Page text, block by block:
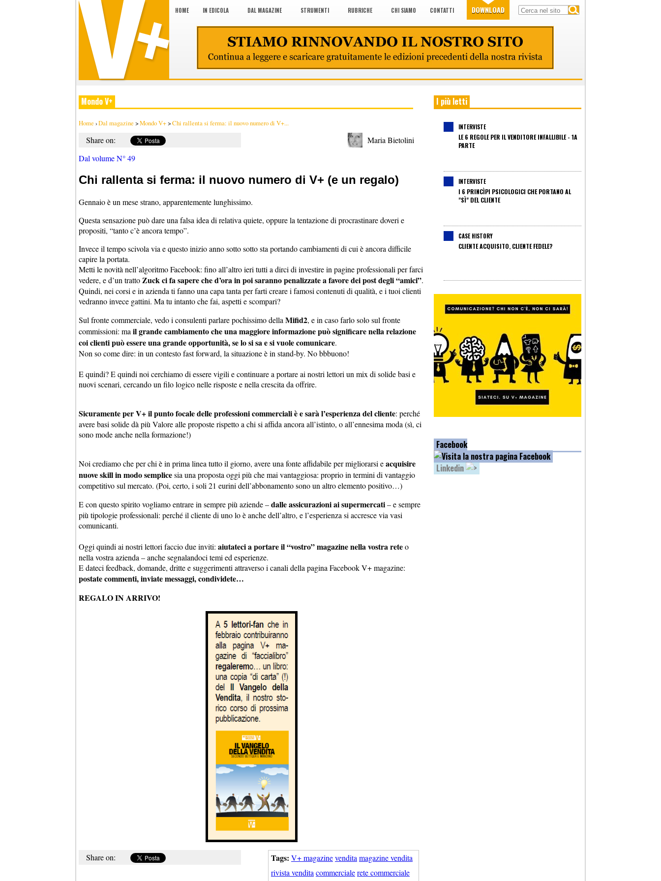
HOME IN EDICOLA DAL MAGAZINE STRUMENTI RUBRICHE CHI SIAMO CONTATTI DOWNLOAD
Mondo V+
Home ›Dal magazine >Mondo V+>Chi rallenta si ferma: il nuovo numero di V+...
Share on:
Maria Bietolini
Dal volume N° 49
Chi rallenta si ferma: il nuovo numero di V+ (e un regalo)
Gennaio è un mese strano, apparentemente lunghissimo.
Questa sensazione può dare una falsa idea di relativa quiete, oppure la tentazione di procrastinare doveri e
propositi, “tanto c’è ancora tempo”.
Invece il tempo scivola via e questo inizio anno sotto sotto sta portando cambiamenti di cui è ancora difficile
capire la portata.
Metti le novità nell’algoritmo Facebook: fino all’altro ieri tutti a dirci di investire in pagine professionali per farci
vedere, e d’un trattoZuck ci fa sapere che d’ora in poi saranno penalizzate a favore dei post degli “amici”.
Quindi, nei corsi e in azienda ti fanno una capa tanta per farti creare i famosi contenuti di qualità, e i tuoi clienti
vedranno invece gattini. Ma tu intanto che fai, aspetti e scompari?
Sul fronte commerciale, vedo i consulenti parlare pochissimo della Mifid2, e in caso farlo solo sul fronte
commissioni: ma il grande cambiamento che una maggiore informazione può significare nella relazione
coi clienti può essere una grande opportunità, se lo si sa e si vuole comunicare.
Non so come dire: in un contesto fast forward, la situazione è in stand-by. No bbbuono!
E quindi? E quindi noi cerchiamo di essere vigili e continuare a portare ai nostri lettori un mix di solide basi e
nuovi scenari, cercando un filo logico nelle risposte e nella crescita da offrire.
Sicuramente per V+ il punto focale delle professioni commerciali è e sarà l’esperienza del cliente: perché
avere basi solide dà più Valore alle proposte rispetto a chi si affida ancora all’istinto, o all’ennesima moda (sì, ci
sono mode anche nella formazione!)
Noi crediamo che per chi è in prima linea tutto il giorno, avere una fonte affidabile per migliorarsi eacquisire
nuove skill in modo semplicesia una proposta oggi più che mai vantaggiosa: proprio in termini di vantaggio
competitivo sul mercato. (Poi, certo, i soli 21 eurini dell’abbonamento sono un altro elemento positivo…)
E con questo spirito vogliamo entrare in sempre più aziende –dalle assicurazioni ai supermercati– e sempre
più tipologie professionali: perché il cliente di uno lo è anche dell’altro, e l’esperienza si accresce via vasi
comunicanti.
Oggi quindi ai nostri lettori faccio due inviti: aiutateci a portare il “vostro” magazine nella vostra reteo
nella vostra azienda – anche segnalandoci temi ed esperienze.
E dateci feedback, domande, dritte e suggerimenti attraverso i canali della pagina Facebook V+ magazine:
postate commenti, inviate messaggi, condividete…
REGALO IN ARRIVO!
Tags: V+ magazinevendita magazine vendita
rivista vendita commercialerete commerciale
Share on:
I più letti
INTERVISTE
LE 6 REGOLE PER IL VENDITORE INFALLIBILE - 1A
PARTE
INTERVISTE
I 6 PRINCÌPI PSICOLOGICI CHE PORTANO AL
"SÌ" DEL CLIENTE
CASE HISTORY
CLIENTE ACQUISITO, CLIENTE FEDELE?
Facebook
Linkedin